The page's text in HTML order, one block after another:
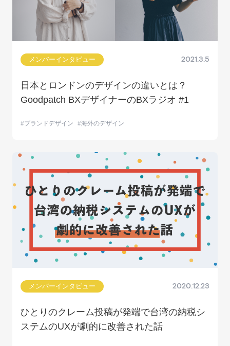
メンバーインタビュー 2021.3.5
日本とロンドンのデザインの違いとは？
Goodpatch BXデザイナーのBXラジオ #1
ブランドデザイン 海外のデザイン
メンバーインタビュー 2020.12.23
ひとりのクレーム投稿が発端で台湾の納税シ
ステムのUXが劇的に改善された話